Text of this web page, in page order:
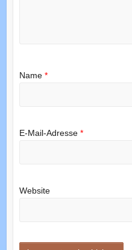
Name *
E-Mail-Adresse *
Website